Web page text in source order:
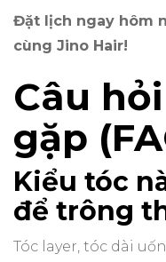
Đặt lịch ngay hôm
cùng Jino Hair!
Câu
gặp
Kiểu tóc
để trông
Tóc layer, tóc dài